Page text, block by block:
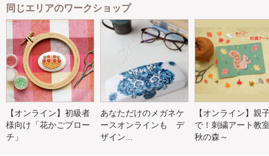
同じエリアのワークショップ
【オンライン】初級者
様向け「花かごブロー
チ」
あなただけのメガネケ
ースオンラインも デ
ザイン...
【オンライン】親
で！刺繍アート教
秋の森～